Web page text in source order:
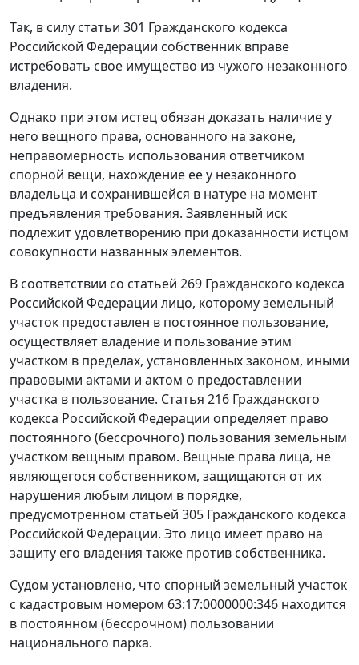
Так, в силу статьи 301 Гражданского кодекса
Российской Федерации собственник вправе
истребовать свое имущество из чужого незаконного
владения.
Однако при этом истец обязан доказать наличие у
него вещного права, основанного на законе,
неправомерность использования ответчиком
спорной вещи, нахождение ее у незаконного
владельца и сохранившейся в натуре на момент
предъявления требования. Заявленный иск
подлежит удовлетворению при доказанности истцом
совокупности названных элементов.
В соответствии со статьей 269 Гражданского кодекса
Российской Федерации лицо, которому земельный
участок предоставлен в постоянное пользование,
осуществляет владение и пользование этим
участком в пределах, установленных законом, иными
правовыми актами и актом о предоставлении
участка в пользование. Статья 216 Гражданского
кодекса Российской Федерации определяет право
постоянного (бессрочного) пользования земельным
участком вещным правом. Вещные права лица, не
являющегося собственником, защищаются от их
нарушения любым лицом в порядке,
предусмотренном статьей 305 Гражданского кодекса
Российской Федерации. Это лицо имеет право на
защиту его владения также против собственника.
Судом установлено, что спорный земельный участок
с кадастровым номером 63:17:0000000:346 находится
в постоянном (бессрочном) пользовании
национального парка.